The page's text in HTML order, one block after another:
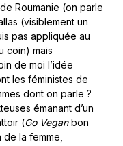
Roumanie (on parle
(visiblement un
pas appliquée au
coin) mais
de moi l’idée
les féministes de
dont on parle ?
émanant d’un
(Go Veganbon
de la femme,